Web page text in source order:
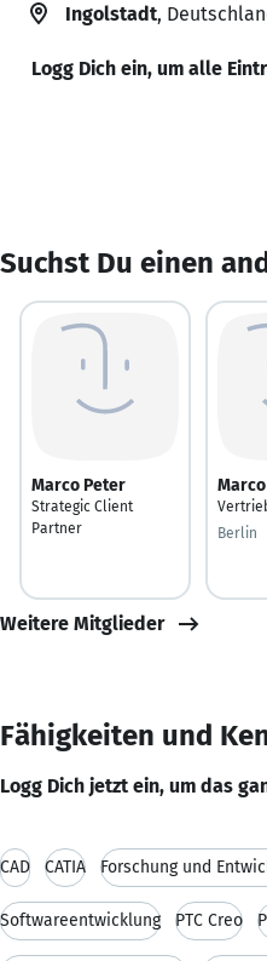
Ingolstadt,
Logg Dich ein, um alle
Suchst Du einen
Marco Peter
Strategic Client
Partner
Berlin
Weitere Mitglieder
Fähigkeiten und
Logg Dich jetzt ein, um das
CAD CATIA Forschung und
Softwareentwicklung PTC Creo